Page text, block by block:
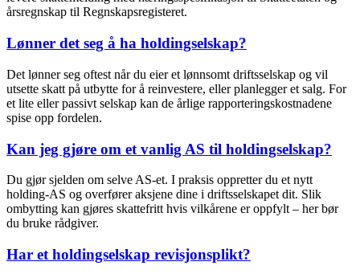
årsregnskap til Regnskapsregisteret.
Lønner det seg å ha holdingselskap?
Det lønner seg oftest når du eier et lønnsomt driftsselskap og vil
utsette skatt på utbytte for å reinvestere, eller planlegger et salg. For
et lite eller passivt selskap kan de årlige rapporteringskostnadene
spise opp fordelen.
Kan jeg gjøre om et vanlig AS til holdingselskap?
Du gjør sjelden om selve AS-et. I praksis oppretter du et nytt
holding-AS og overfører aksjene dine i driftsselskapet dit. Slik
ombytting kan gjøres skattefritt hvis vilkårene er oppfylt – her bør
du bruke rådgiver.
Har et holdingselskap revisjonsplikt?